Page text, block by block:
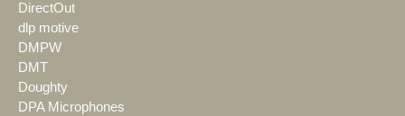
DirectOut
dlp motive
DMPW
DMT
Doughty
DPA Microphones